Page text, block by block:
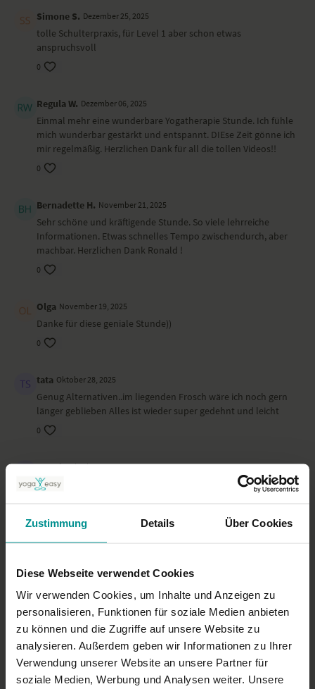
Zustimmung Details Über Cookies
Diese Webseite verwendet Cookies
Wir verwenden Cookies, um Inhalte und Anzeigen zu
personalisieren, Funktionen für soziale Medien anbieten
zu können und die Zugriffe auf unsere Website zu
analysieren. Außerdem geben wir Informationen zu Ihrer
Verwendung unserer Website an unsere Partner für
soziale Medien, Werbung und Analysen weiter. Unsere
Ort und Ausstattung
Dieses Video ist eine Aufzeichnung einer unserer Live-Klassen, daher
ist es möglich, dass die Video- oder Tonqualität nicht der gewohnten
Simone S. Dezember 25, 2025
tolle Schulterpraxis, für Level 1 aber schon etwas
anspruchsvoll
0
Regula W. Dezember 06, 2025
Einmal mehr eine wunderbare Yogatherapie Stunde. Ich fühle
mich wunderbar gestärkt und entspannt. DIEse Zeit gönne ich
mir regelmäßig. Herzlichen Dank für all die tollen Videos!!
0
Bernadette H. November 21, 2025
Sehr schöne und kräftigende Stunde. So viele lehrreiche
Informationen. Etwas schnelles Tempo zwischendurch, aber
machbar. Herzlichen Dank Ronald !
0
Olga November 19, 2025
Danke für diese geniale Stunde))
0
tata Oktober 28, 2025
Genug Alternativen..im liegenden Frosch wäre ich noch gern
länger geblieben Alles ist wieder super gedehnt und leicht
0
Dennis Oktober 22, 2025
Danke für die Praxis.
Savitri Oktober 16, 2025
wunderbar, auch das eröffnende und schliessende Om
darum bin ich oftmals trotz der Ansagen verwirrt und kann
die Übungen wahrscheinlich nicht ganz richtig machen. Danke
jedenfalls für die informativen Inputs, ich mag auch die Art
von Dr. Steiner sehr gerne.
0